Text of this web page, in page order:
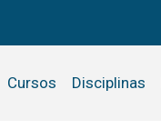
Cursos Disciplinas